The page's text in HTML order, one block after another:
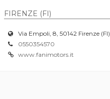
FIRENZE (FI)
Via Empoli, 8, 50142 Firenze (FI)
0550354570
www.fanimotors.it